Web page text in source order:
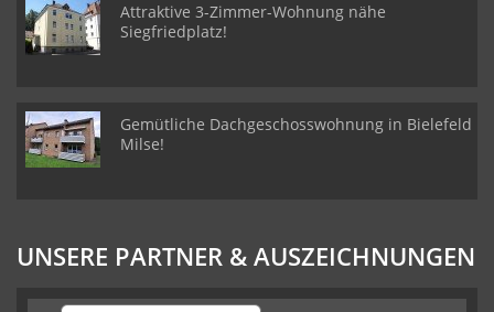
Attraktive 3-Zimmer-Wohnung nähe
Siegfriedplatz!
Gemütliche Dachgeschosswohnung in Bielefeld
Milse!
UNSERE PARTNER & AUSZEICHNUNGEN